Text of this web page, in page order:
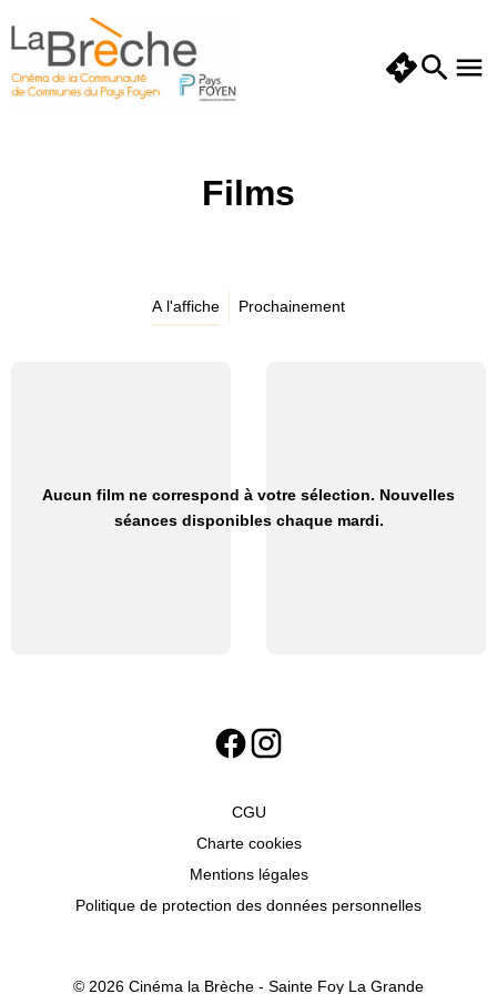
Films
A l'affiche Prochainement
Aucun film ne correspond à votre sélection. Nouvelles
séances disponibles chaque mardi.
CGU
Charte cookies
Mentions légales
Politique de protection des données personnelles
© 2026 Cinéma la Brèche - Sainte Foy La Grande